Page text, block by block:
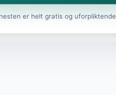
er helt gratis og uforpliktende